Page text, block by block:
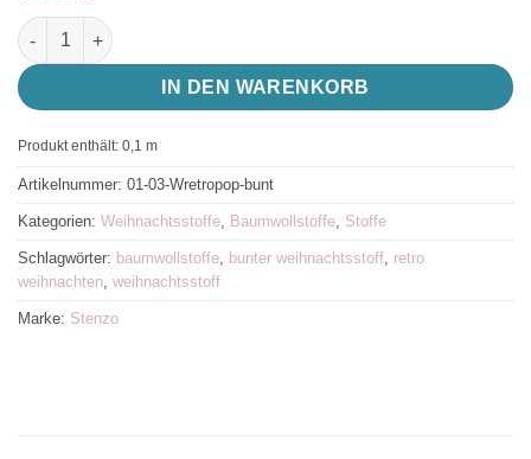
bunter Weihnachtsstoff mit Rentier, Schneemann und mehr im
IN DEN WARENKORB
Produkt enthält: 0,1 m
Artikelnummer: 01-03-Wretropop-bunt
Kategorien: Weihnachtsstoffe, Baumwollstoffe, Stoffe
Schlagwörter: baumwollstoffe, bunter weihnachtsstoff, retro
weihnachten, weihnachtsstoff
Marke: Stenzo